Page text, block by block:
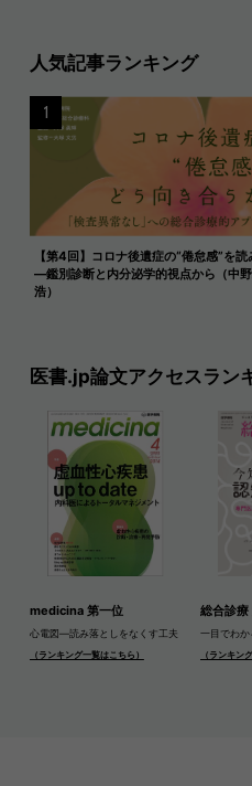
人気記事ランキング
【第4回】コロナ後遺症の“倦怠感”を読
―鑑別診断と内分泌学的視点から（中
浩）
1
医書.jp論文アクセスラン
medicina 第一位
心電図―読み落としをなくす工夫
（ランキング一覧はこちら）
総合診療
一目でわか
（ランキン